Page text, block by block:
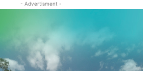
- Advertisment -